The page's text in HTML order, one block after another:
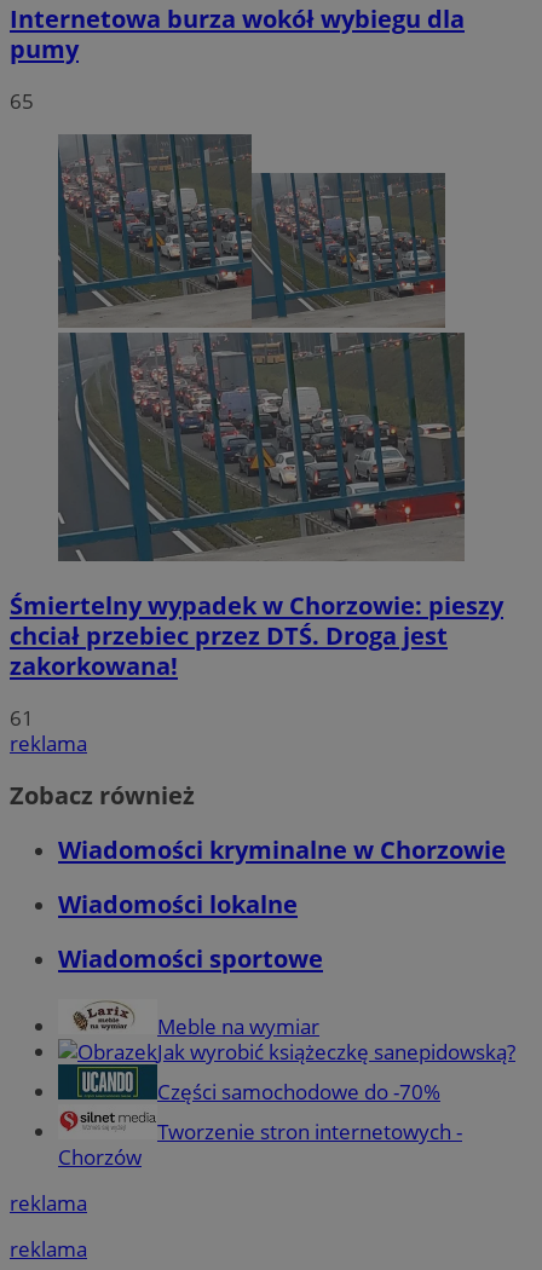
Internetowa burza wokół wybiegu dla
pumy
65
Śmiertelny wypadek w Chorzowie: pieszy
chciał przebiec przez DTŚ. Droga jest
zakorkowana!
61
reklama
Zobacz również
Wiadomości kryminalne w Chorzowie
Wiadomości lokalne
Wiadomości sportowe
Meble na wymiar
Jak wyrobić książeczkę sanepidowską?
Części samochodowe do -70%
Tworzenie stron internetowych -
Chorzów
reklama
reklama